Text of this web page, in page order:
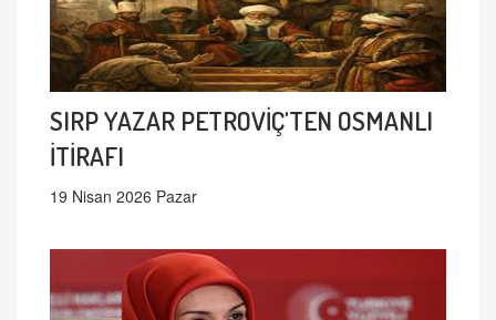
SIRP YAZAR PETROVİÇ'TEN OSMANLI
İTİRAFI
19 Nisan 2026 Pazar